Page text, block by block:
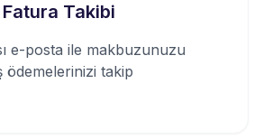
Takibi
e-posta ile makbuzunuzu
ödemelerinizi takip